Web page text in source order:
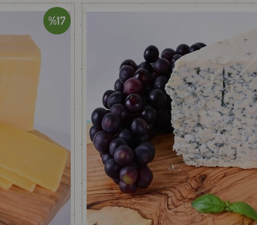
tüketmenizi dileriz.
%17